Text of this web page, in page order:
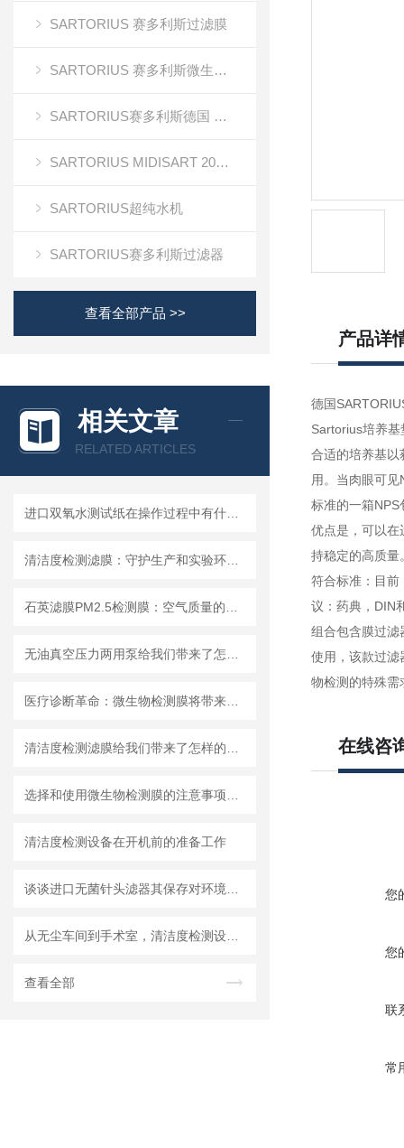
SARTORIUS 赛多利斯过滤膜
SARTORIUS 赛多利斯微生物检测
SARTORIUS赛多利斯德国 电子天平
SARTORIUS MIDISART 2000
SARTORIUS超纯水机
SARTORIUS赛多利斯过滤器
查看全部产品 >>
相关文章
RELATED ARTICLES
清洁度检测设备在开机前的准备工作
查看全部
产品详
德国
Sartorius培养
合适的培养基以
用。当肉眼可
标准的一箱
优点是，可以在
持稳定的高质量
符合标准：目前
议：药典，DIN
组合包含膜过
使用，该款过
物检测的特殊
在线咨
您
您
联
常